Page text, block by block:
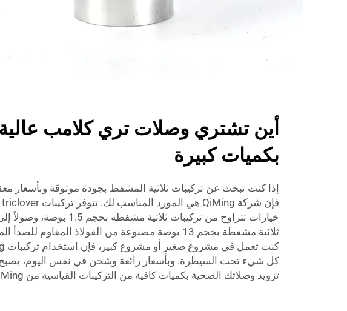
أين تشتري وصلات تري كلامب
بكميات كبيرة
إذا كنت تبحث عن تركيبات ثلاثية المشفط بجودة موثوقة وبأسعار
خيارات تتراوح من تركيبات ثلاثية مشفطة
ثلاثية مشفطة بحجم 13 بوصة مصنوعة من الفولاذ المقاوم
كل شيء تحت السيطرة. وبأسعار رائعة وشحن في نفس اليوم،
تزويد وصلاتك الصحية بكميات كافية من التركيبات القياسية من QiMing.